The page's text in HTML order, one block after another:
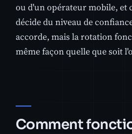
ou d'un opérateur mobile, et
décide du niveau de
accorde, mais la rotation
même façon quelle que soit
Comment